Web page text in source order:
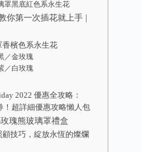
罩黑底紅色系永生花
你第一次插花就上手 |
香檳色系永生花
／金玫瑰
／白玫瑰
2022 優惠全攻略：
！超詳細優惠攻略懶人包
瑰熊玻璃罩禮盒
技巧，綻放永恆的燦爛